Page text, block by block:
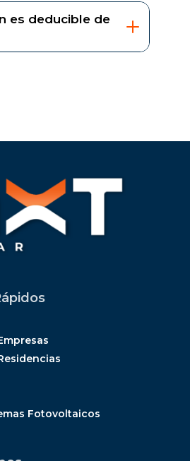
es deducible de
Fotovoltaicos